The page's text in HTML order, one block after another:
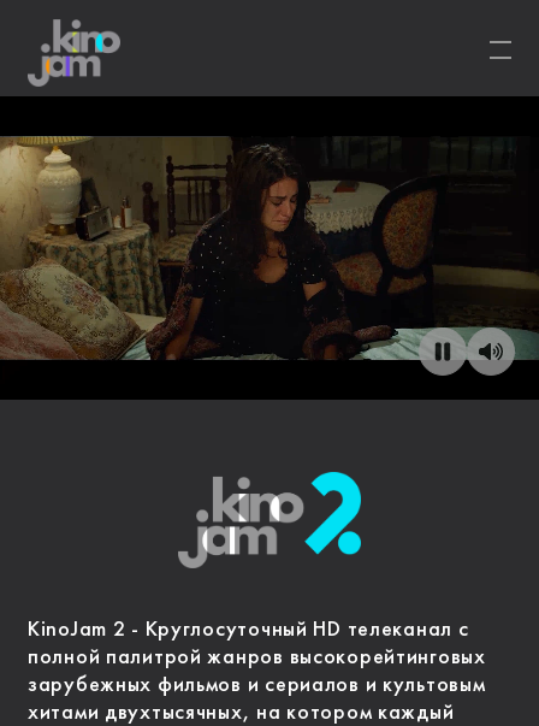
KinoJam 2 - Круглосуточный HD телеканал с
полной палитрой жанров высокорейтинговых
зарубежных фильмов и сериалов и культовым
хитами двухтысячных, на котором каждый